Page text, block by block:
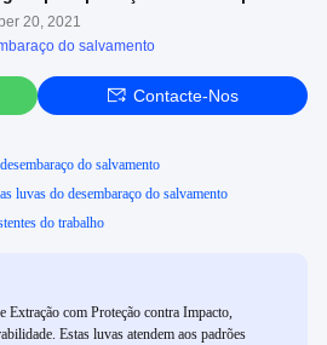
20, 2021
do salvamento
Contacte-Nos
do salvamento
luvas do desembaraço do salvamento
do trabalho
Extração com Proteção contra Impacto,
Estas luvas atendem aos padrões